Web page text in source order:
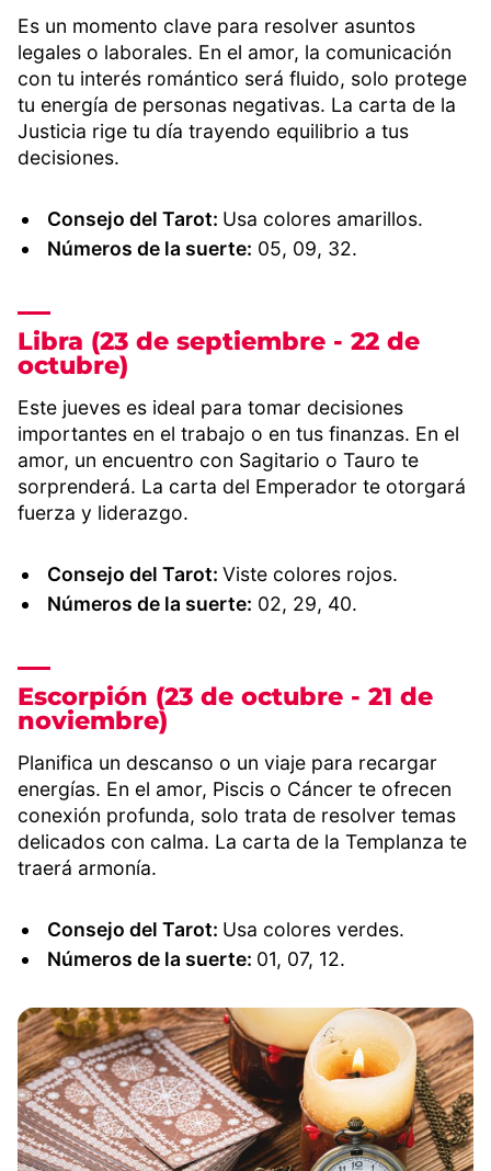
Es un momento clave para resolver asuntos
legales o laborales. En el amor, la comunicación
con tu interés romántico será fluido, solo protege
tu energía de personas negativas. La carta de la
Justicia rige tu día trayendo equilibrio a tus
decisiones.
Consejo del Tarot: Usa colores amarillos.
Números de la suerte: 05, 09, 32.
Libra (23 de septiembre - 22 de
octubre)
Este jueves es ideal para tomar decisiones
importantes en el trabajo o en tus finanzas. En el
amor, un encuentro con Sagitario o Tauro te
sorprenderá. La carta del Emperador te otorgará
fuerza y liderazgo.
Consejo del Tarot:Viste colores rojos.
Números de la suerte: 02, 29, 40.
Escorpión (23 de octubre - 21 de
noviembre)
Planifica un descanso o un viaje para recargar
energías. En el amor, Piscis o Cáncer te ofrecen
conexión profunda, solo trata de resolver temas
delicados con calma. La carta de la Templanza te
traerá armonía.
Consejo del Tarot: Usa colores verdes.
Números de la suerte: 01, 07, 12.